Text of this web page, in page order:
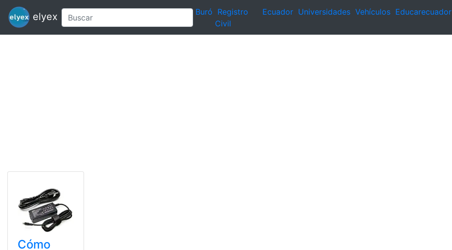
elyex Buró Registro
Civil
Ecuador Universidades Vehículos Educarecuador
Cómo